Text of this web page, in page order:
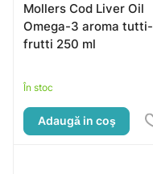
Mollers Cod Liver Oil
Omega-3 aroma tutti-
frutti 250 ml
În stoc
Adaugă in coş